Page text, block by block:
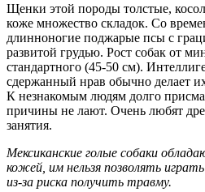
Щенки этой породы толстые,
коже множество складок. Со
длинноногие поджарые псы с
развитой грудью. Рост собак от
стандартного (45-50 см).
сдержанный нрав обычно делает
К незнакомым людям долго
причины не лают. Очень любят
занятия.
Мексиканские голые собаки
кожей, им нельзя позволять
из-за риска получить травму.